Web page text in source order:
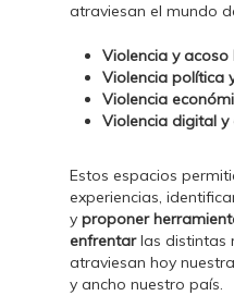
atraviesan el mundo
Violencia y acoso
Violencia política
Violencia
Violencia digital
Estos espacios
experiencias,
yproponer
enfrentarlas distintas
atraviesan hoy
y ancho nuestro país.